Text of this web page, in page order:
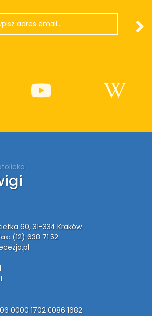
60, 31-334 Kraków
(12) 638 71 52
0000 1702 0086 1682